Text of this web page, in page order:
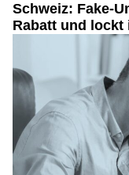
Schweiz: Fake-
Rabatt und